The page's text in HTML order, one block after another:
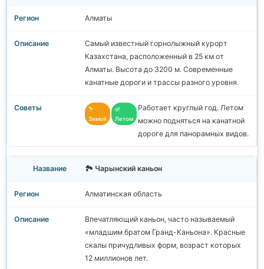
Алматы
Самый известный горнолыжный курорт
Казахстана, расположенный в 25 км от
Алматы. Высота до 3200 м. Современные
канатные дороги и трассы разного уровня.
⛷️
Зимой
🌿
Летом
Работает круглый год. Летом
можно подняться на канатной
дороге для панорамных видов.
🏞️ Чарынский каньон
Алматинская область
Впечатляющий каньон, часто называемый
«младшим братом Гранд-Каньона». Красные
скалы причудливых форм, возраст которых
12 миллионов лет.